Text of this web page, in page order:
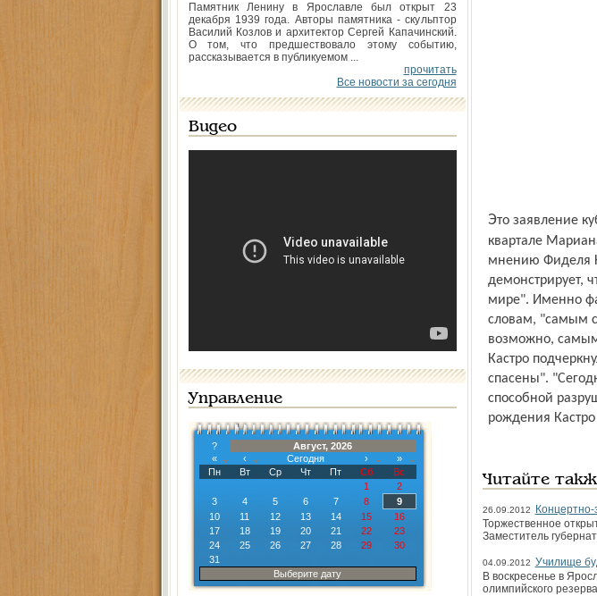
Памятник Ленину в Ярославле был открыт 23
декабря 1939 года. Авторы памятника - скульптор
Василий Козлов и архитектор Сергей Капачинский.
О том, что предшествовало этому событию,
рассказывается в публикуемом ...
прочитать
Все новости за сегодня
Видео
Управление
?
Август, 2026
«
‹ Сегодня ›
»
Пн
Вт Ср Чт Пт Сб
Вс
1
2
3
4 5 6 7 8
9
10
11 12 13 14 15
16
17
18 19 20 21 22
23
24
25 26 27 28 29
30
31
Выберите дату
Это заявление кубинский руководитель сделал во время открытия в гаванском
квартале
мнению Фиделя
демонстрирует,
мире". Именно
словам, "самым
возможно,
Кастро
спасены".
способной
рождения
Читайте
26.09.2012
Торжественное
Заместитель
04.09.2012 Училище
В воскресенье в
олимпийского